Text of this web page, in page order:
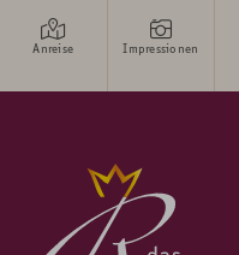
Anreise Impressionen